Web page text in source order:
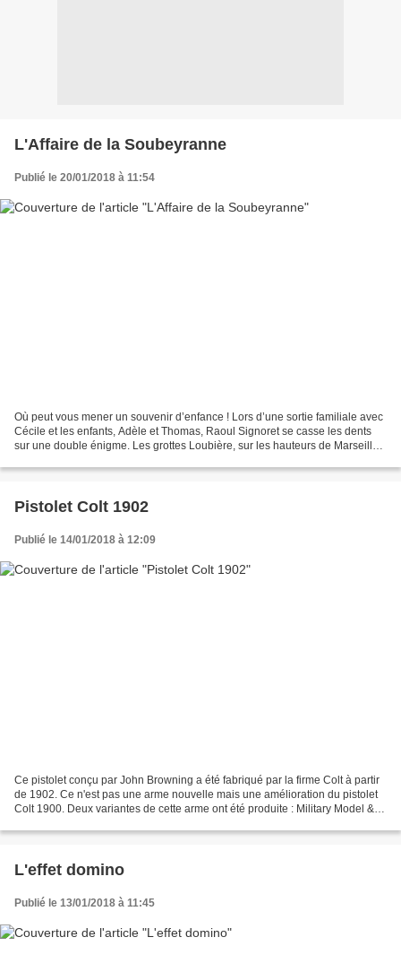
L'Affaire de la Soubeyranne
Publié le 20/01/2018 à 11:54
Où peut vous mener un souvenir d’enfance ! Lors d’une sortie familiale avec
Cécile et les enfants, Adèle et Thomas, Raoul Signoret se casse les dents
sur une double énigme. Les grottes Loubière, sur les hauteurs de Marseille,
Pistolet Colt 1902
Publié le 14/01/2018 à 12:09
Ce pistolet conçu par John Browning a été fabriqué par la firme Colt à partir
de 1902. Ce n'est pas une arme nouvelle mais une amélioration du pistolet
Colt 1900. Deux variantes de cette arme ont été produite : Military Model &
L'effet domino
Publié le 13/01/2018 à 11:45